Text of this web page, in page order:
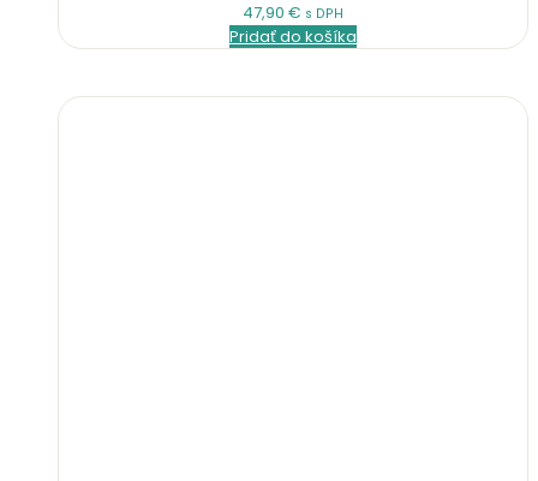
47,90 € s DPH
Pridať do košíka